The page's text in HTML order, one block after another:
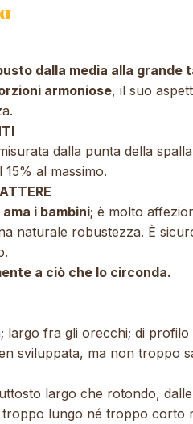
dalla media alla grande
armoniose, il suo
dalla punta della
15% al massimo.
ama i bambini; è molto
naturale robustezza. È
a ciò che lo circonda.
largo fra gli orecchi; di
sviluppata, ma non troppo
largo che rotondo,
lungo né troppo corto